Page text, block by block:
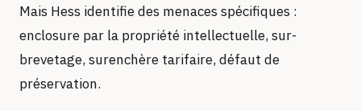
Mais Hess identifie des menaces spécifiques :
enclosure par la propriété intellectuelle, sur-
brevetage, surenchère tarifaire, défaut de
préservation.